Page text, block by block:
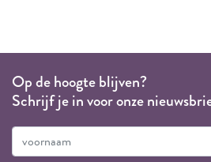
Op de hoogte blijven?
Schrijf je in voor onze